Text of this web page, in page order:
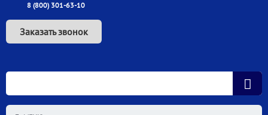
8 (800) 301-63-10
Заказать звонок